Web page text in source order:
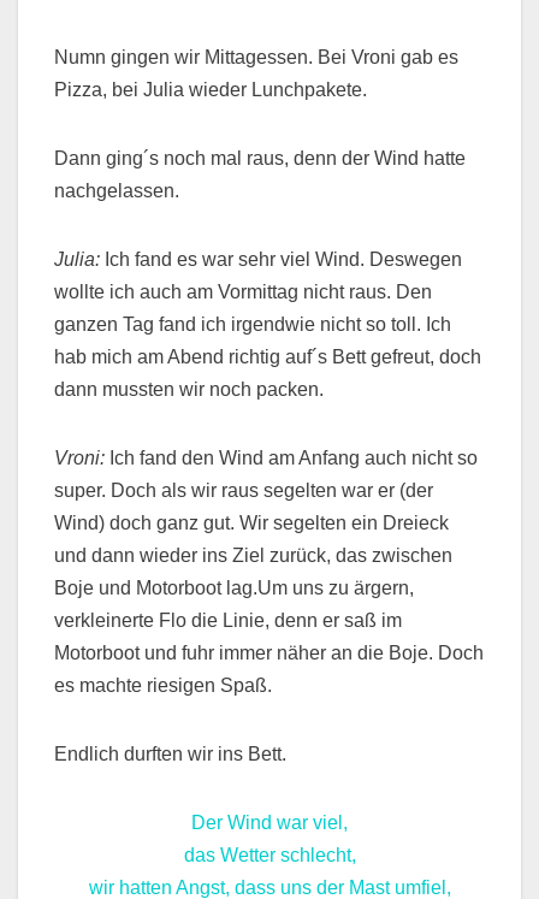
Numn gingen wir Mittagessen. Bei Vroni gab es
Pizza, bei Julia wieder Lunchpakete.
Dann ging´s noch mal raus, denn der Wind hatte
nachgelassen.
Julia: Ich fand es war sehr viel Wind. Deswegen
wollte ich auch am Vormittag nicht raus. Den
ganzen Tag fand ich irgendwie nicht so toll. Ich
hab mich am Abend richtig auf´s Bett gefreut, doch
dann mussten wir noch packen.
Vroni: Ich fand den Wind am Anfang auch nicht so
super. Doch als wir raus segelten war er (der
Wind) doch ganz gut. Wir segelten ein Dreieck
und dann wieder ins Ziel zurück, das zwischen
Boje und Motorboot lag.Um uns zu ärgern,
verkleinerte Flo die Linie, denn er saß im
Motorboot und fuhr immer näher an die Boje. Doch
es machte riesigen Spaß.
Endlich durften wir ins Bett.
Der Wind war viel,
das Wetter schlecht,
wir hatten Angst, dass uns der Mast umfiel,